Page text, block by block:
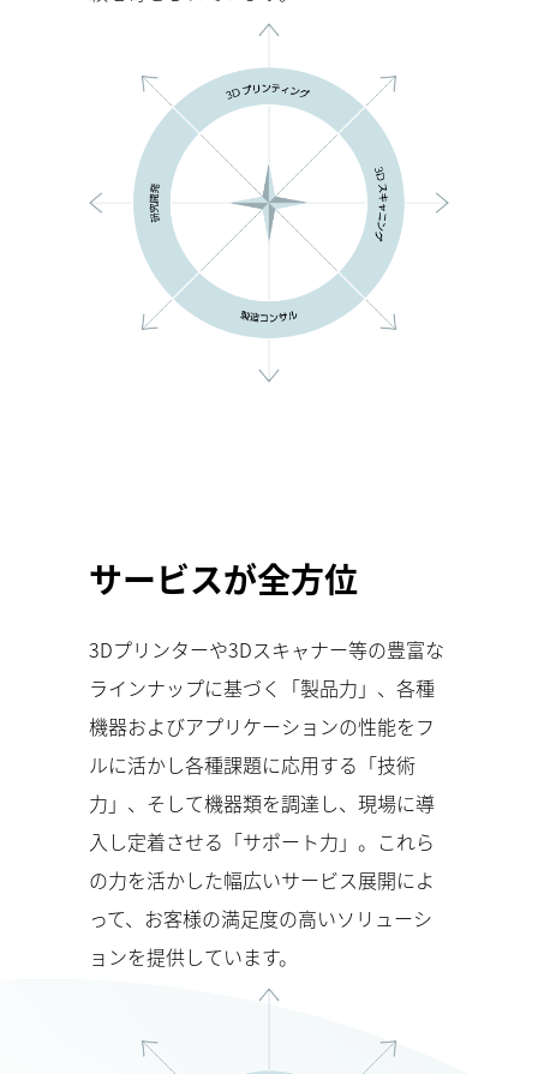
サービスが全方位
3Dプリンターや3Dスキャナー等の豊富な
ラインナップに基づく「製品力」、各種
機器およびアプリケーションの性能をフ
ルに活かし各種課題に応用する「技術
力」、そして機器類を調達し、現場に導
入し定着させる「サポート力」。これら
の力を活かした幅広いサービス展開によ
って、お客様の満足度の高いソリューシ
ョンを提供しています。